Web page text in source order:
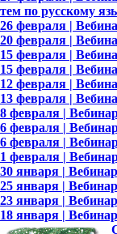
тем по русскому
26 февраля |
20 февраля |
15 февраля |
15 февраля |
12 февраля |
13 февраля |
8 февраля |
6 февраля |
6 февраля |
1 февраля |
30 января |
25 января |
23 января |
18 января |